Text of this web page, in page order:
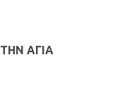
ΑΓΙΑ